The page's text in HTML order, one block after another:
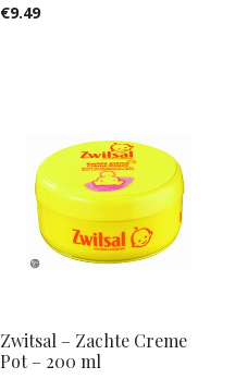
€9.49
Zwitsal – Zachte Creme
Pot – 200 ml